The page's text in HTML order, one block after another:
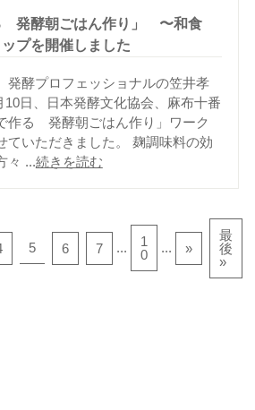
発酵朝ごはん作り」 〜和食
プを開催しました
発酵プロフェッショナルの笠井孝
10日、日本発酵文化協会、麻布十番
作る 発酵朝ごはん作り」ワーク
ていただきました。 麹調味料の効
々 ...続きを読む
5 6 7 ...
1
0
... »
最
後
»